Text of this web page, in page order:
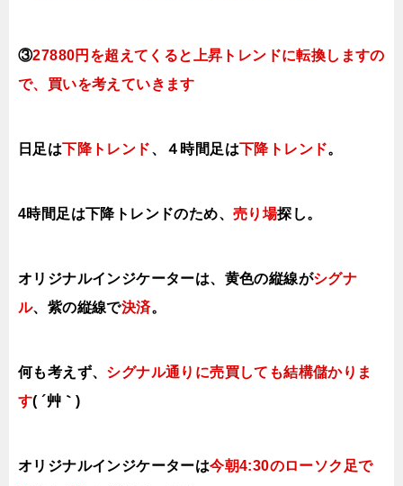
③27880円 を超えてくると上昇トレンドに転換しますの
で、買いを考えていきます
日足は下降トレンド、４時間足は下降ト レンド。
4時間足は下降トレンドのため、 売り場探し。
オリジナルインジケーターは、 黄色の縦線がシグナ
ル、紫の縦線で決済。
何も考えず、 シグナル通りに売買しても結構儲かりま
す( ´艸｀)
オリジナルインジケーターは今朝4:30のローソク足で